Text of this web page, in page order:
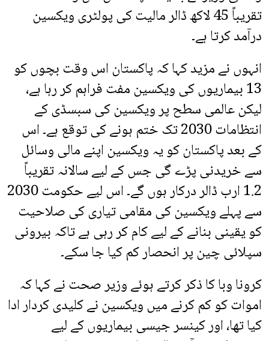
تقریباً 45 لاکھ ڈالر مالیت کی پولٹری ویکسین
درآمد کرتا ہے۔
انہوں نے مزید کہا کہ پاکستان اس وقت بچوں کو
13 بیماریوں کی ویکسین مفت فراہم کر رہا ہے،
لیکن عالمی سطح پر ویکسین کی سبسڈی کے
انتظامات 2030 تک ختم ہونے کی توقع ہے۔ اس
کے بعد پاکستان کو یہ ویکسین اپنے مالی وسائل
سے خریدنی پڑے گی جس کے لیے سالانہ تقریباً
1.2 ارب ڈالر درکار ہوں گے۔ اس لیے حکومت 2030
سے پہلے ویکسین کی مقامی تیاری کی صلاحیت
کو یقینی بنانے کے لیے کام کر رہی ہے تاکہ بیرونی
سپلائی چین پر انحصار کم کیا جا سکے۔
کرونا وبا کا ذکر کرتے ہوئے وزیر صحت نے کہا کہ
اموات کو کم کرنے میں ویکسین نے کلیدی کردار ادا
کیا تھا، اور کینسر جیسی بیماریوں کے لیے